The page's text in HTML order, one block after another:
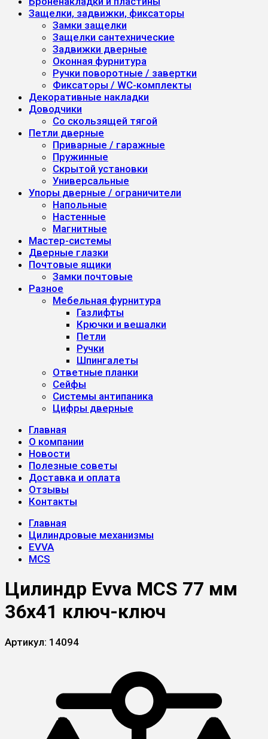
Защелки, задвижки, фиксаторы
Замки защелки
Защелки сантехнические
Задвижки дверные
Оконная фурнитура
Ручки поворотные / завертки
Фиксаторы / WC-комплекты
Декоративные накладки
Доводчики
Со скользящей тягой
Петли дверные
Приварные / гаражные
Пружинные
Скрытой установки
Универсальные
Упоры дверные / ограничители
Напольные
Настенные
Магнитные
Мастер-системы
Дверные глазки
Почтовые ящики
Замки почтовые
Разное
Мебельная фурнитура
Газлифты
Крючки и вешалки
Петли
Ручки
Шпингалеты
Ответные планки
Сейфы
Системы антипаника
Цифры дверные
Главная
О компании
Новости
Полезные советы
Доставка и оплата
Отзывы
Контакты
Главная
Цилиндровые механизмы
EVVA
MCS
Цилиндр Evva MCS 77 мм
36x41 ключ-ключ
Артикул: 14094